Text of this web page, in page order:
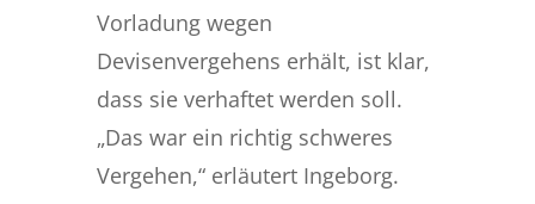
Vorladung wegen
Devisenvergehens erhält, ist klar,
dass sie verhaftet werden soll.
„Das war ein richtig schweres
Vergehen,“ erläutert Ingeborg.